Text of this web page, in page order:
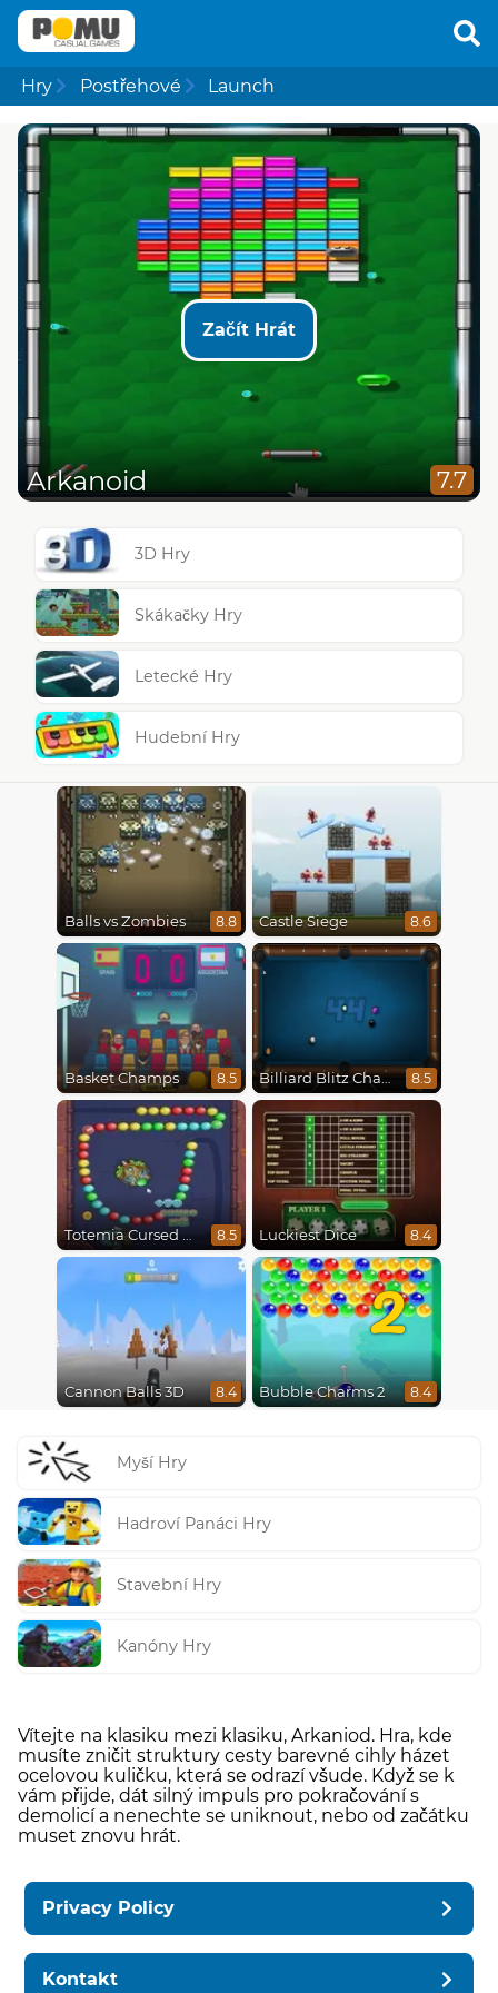
Hry Postřehové Launch
Začít Hrát
Arkanoid 7.7
3D Hry
Skákačky Hry
Letecké Hry
Hudební Hry
Balls vs Zombies 8.8 Castle Siege 8.6
Basket Champs 8.5 Billiard Blitz Challenge 8.5
Totemia Cursed Marbles 8.5 Luckiest Dice 8.4
Cannon Balls 3D 8.4
2
Bubble Charms 2 8.4
Myší Hry
Hadroví Panáci Hry
Stavební Hry
Kanóny Hry
Vítejte na klasiku mezi klasiku, Arkaniod. Hra, kde
musíte zničit struktury cesty barevné cihly házet
ocelovou kuličku, která se odrazí všude. Když se k
vám přijde, dát silný impuls pro pokračování s
demolicí a nenechte se uniknout, nebo od začátku
muset znovu hrát.
Privacy Policy
Kontakt